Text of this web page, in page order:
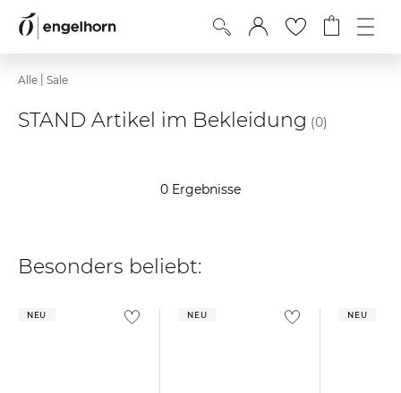
Alle Sale
STAND Artikel im Bekleidung (0)
0 Ergebnisse
Besonders beliebt:
NEU NEU NEU